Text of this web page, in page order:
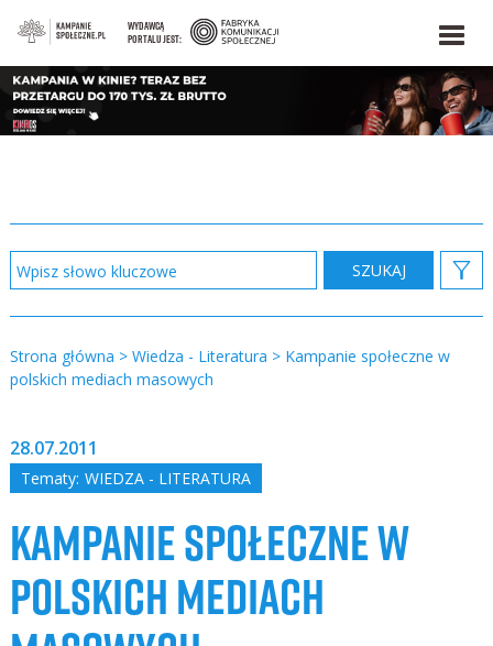
WYDAWCĄ
PORTALU JEST:
Strona główna > Wiedza - Literatura > Kampanie społeczne w
polskich mediach masowych
28.07.2011
Tematy: WIEDZA - LITERATURA
KAMPANIE SPOŁECZNE W
POLSKICH MEDIACH